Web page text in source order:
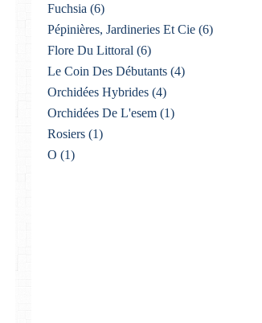
Fuchsia (6)
Pépinières, Jardineries Et Cie (6)
Flore Du Littoral (6)
Le Coin Des Débutants (4)
Orchidées Hybrides (4)
Orchidées De L'esem (1)
Rosiers (1)
O (1)